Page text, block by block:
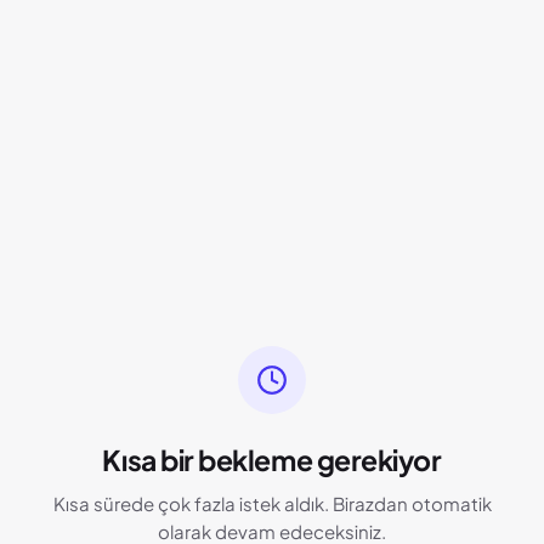
Kısa bir bekleme gerekiyor
Kısa sürede çok fazla istek aldık. Birazdan otomatik
olarak devam edeceksiniz.